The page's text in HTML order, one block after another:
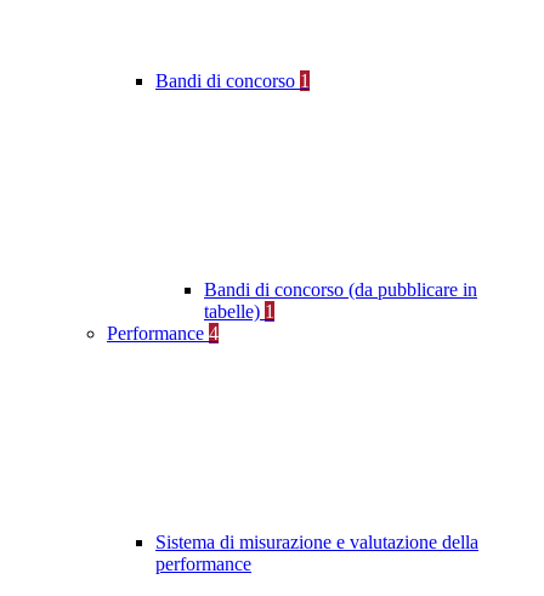
Bandi di concorso 1
Bandi di concorso (da pubblicare in
tabelle) 1
Performance 4
Sistema di misurazione e valutazione della
performance